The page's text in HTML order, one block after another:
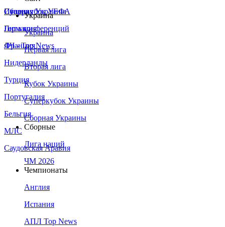
Сборная Украины
Италия
Германия
Франция
Нидерланды
Турция
Португалия
Бельгия
МЛС
Саудовская Аравия
Суперкубок УЕФА
Лига конференций
ЛЧ - Top News
Украина
Украина
Первая лига
Вторая лига
Кубок Украины
Суперкубок Украины
Сборная Украины
Сборные
Лига наций
ЧМ 2026
Чемпионаты
Англия
Испания
АПЛ Top News